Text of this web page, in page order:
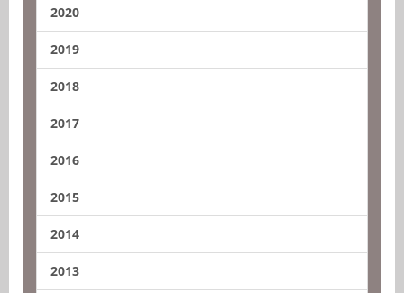
2020
2019
2018
2017
2016
2015
2014
2013